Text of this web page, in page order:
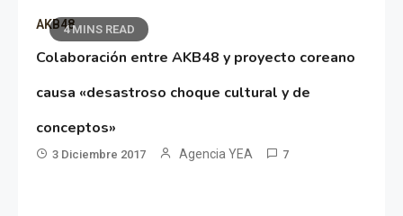
4 MINS READ
AKB48
Colaboración entre AKB48 y proyecto coreano
causa «desastroso choque cultural y de
conceptos»
3 Diciembre 2017 Agencia YEA 7